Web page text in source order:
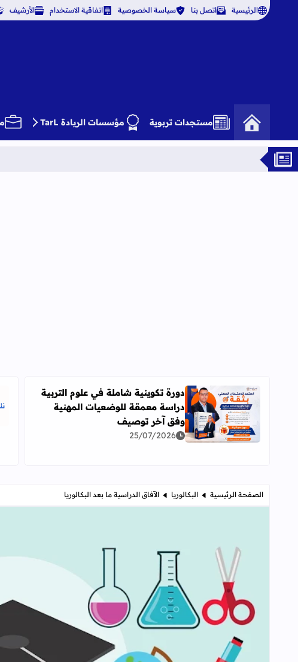
الرئيسية اتصل بنا سياسة الخصوصية اتفاقية الاستخدام الأرشيف
مستجدات تربوية مؤسسات الريادة TarL
اقرأ المزيد عن دورة تكوينية شاملة في علوم التربية دراسة
دورة تكوينية شاملة في علوم التربية
دراسة معمقة للوضعيات المهنية
وفق آخر توصيف
25/07/2026
الصفحة الرئيسية البكالوريا الآفاق الدراسية ما بعد البكالوريا